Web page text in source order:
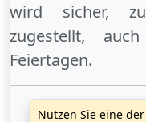
wird sicher,
zugestellt,
Feiertagen.
Nutzen Sie eine